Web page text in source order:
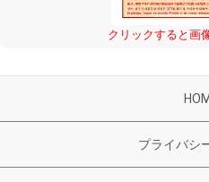
クリックすると画
プライバシ